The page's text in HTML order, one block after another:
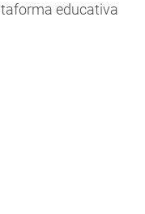
educativa